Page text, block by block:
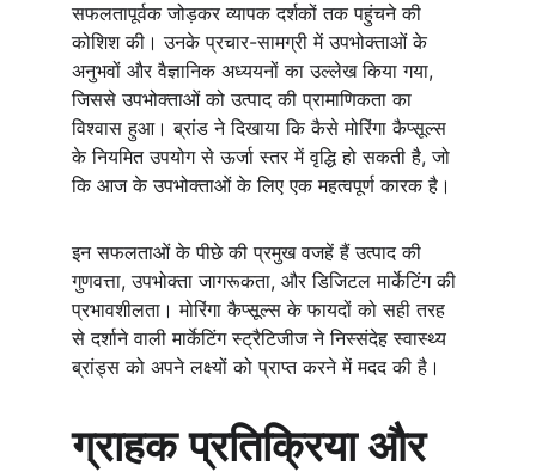
सफलतापूर्वक जोड़कर व्यापक दर्शकों तक पहुंचने की
कोशिश की। उनके प्रचार-सामग्री में उपभोक्ताओं के
अनुभवों और वैज्ञानिक अध्ययनों का उल्लेख किया गया,
जिससे उपभोक्ताओं को उत्पाद की प्रामाणिकता का
विश्वास हुआ। ब्रांड ने दिखाया कि कैसे मोरिंगा कैप्सूल्स
के नियमित उपयोग से ऊर्जा स्तर में वृद्धि हो सकती है, जो
कि आज के उपभोक्ताओं के लिए एक महत्वपूर्ण कारक है।
इन सफलताओं के पीछे की प्रमुख वजहें हैं उत्पाद की
गुणवत्ता, उपभोक्ता जागरूकता, और डिजिटल मार्केटिंग की
प्रभावशीलता। मोरिंगा कैप्सूल्स के फायदों को सही तरह
से दर्शाने वाली मार्केटिंग स्ट्रैटिजीज ने निस्संदेह स्वास्थ्य
ब्रांड्स को अपने लक्ष्यों को प्राप्त करने में मदद की है।
ग्राहक प्रतिक्रिया और